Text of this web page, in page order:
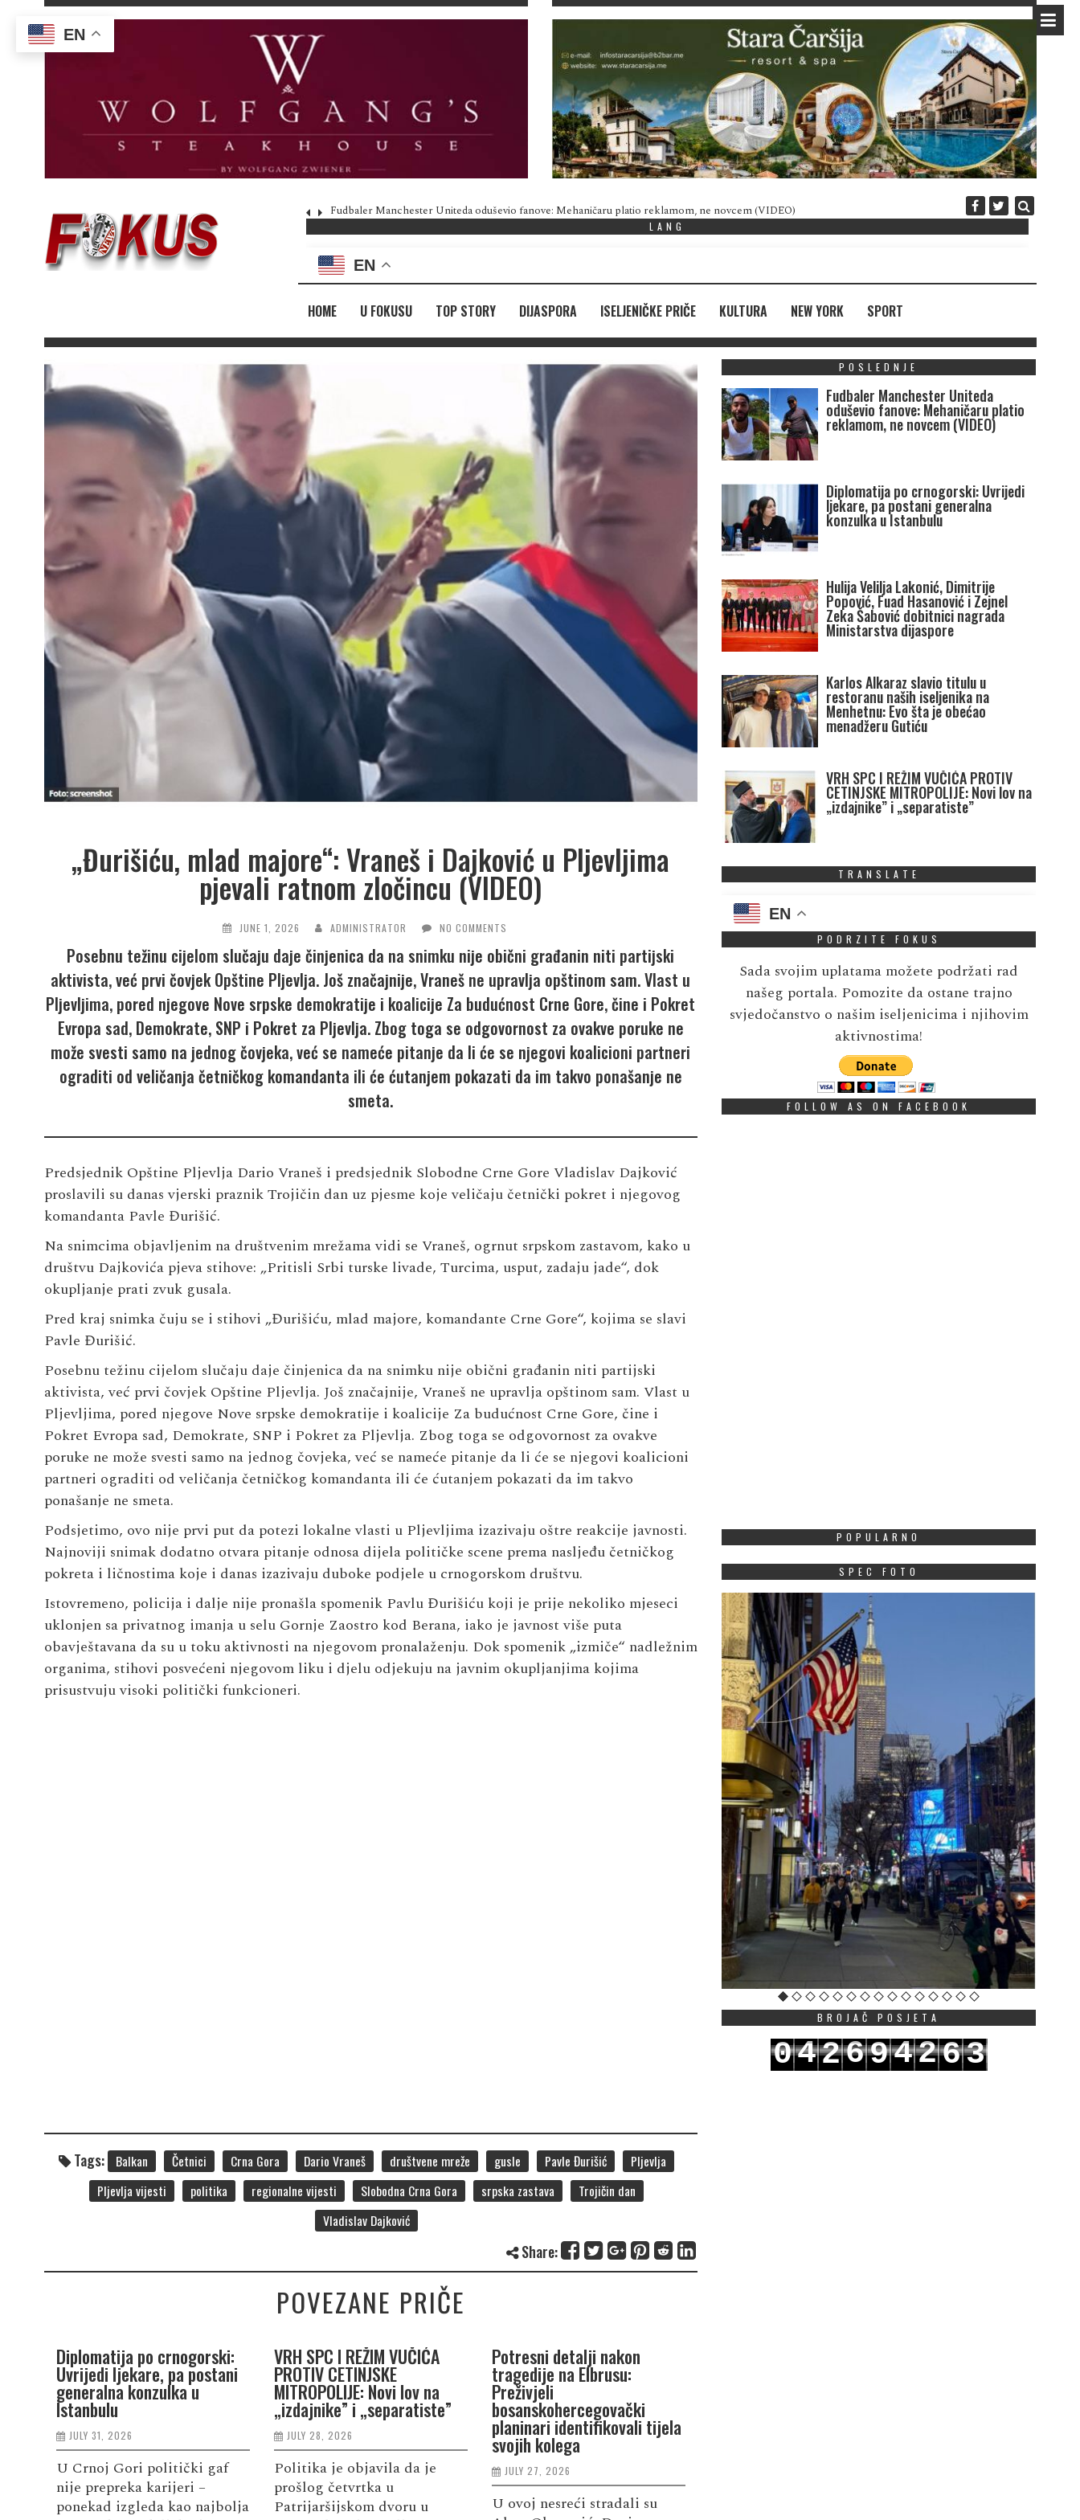
Fudbaler Manchester Uniteda oduševio fanove: Mehaničaru platio reklamom, ne novcem (VIDEO) Diplomatija po
LANG
EN
HOME U FOKUSU TOP STORY DIJASPORA ISELJENIČKE PRIČE KULTURA NEW YORK SPORT
„Đurišiću, mlad majore“: Vraneš i Dajković u Pljevljima
pjevali ratnom zločincu (VIDEO)
JUNE 1, 2026 ADMINISTRATOR NO COMMENTS
Posebnu težinu cijelom slučaju daje činjenica da na snimku nije obični građanin niti partijski
aktivista, već prvi čovjek Opštine Pljevlja. Još značajnije, Vraneš ne upravlja opštinom sam. Vlast u
Pljevljima, pored njegove Nove srpske demokratije i koalicije Za budućnost Crne Gore, čine i Pokret
Evropa sad, Demokrate, SNP i Pokret za Pljevlja. Zbog toga se odgovornost za ovakve poruke ne
može svesti samo na jednog čovjeka, već se nameće pitanje da li će se njegovi koalicioni partneri
ograditi od veličanja četničkog komandanta ili će ćutanjem pokazati da im takvo ponašanje ne
smeta.
Predsjednik Opštine Pljevlja Dario Vraneš i predsjednik Slobodne Crne Gore Vladislav Dajković
proslavili su danas vjerski praznik Trojičin dan uz pjesme koje veličaju četnički pokret i njegovog
komandanta Pavle Đurišić.
Na snimcima objavljenim na društvenim mrežama vidi se Vraneš, ogrnut srpskom zastavom, kako u
društvu Dajkovića pjeva stihove: „Pritisli Srbi turske livade, Turcima, usput, zadaju jade“, dok
okupljanje prati zvuk gusala.
Pred kraj snimka čuju se i stihovi „Đurišiću, mlad majore, komandante Crne Gore“, kojima se slavi
Pavle Đurišić.
Posebnu težinu cijelom slučaju daje činjenica da na snimku nije obični građanin niti partijski
aktivista, već prvi čovjek Opštine Pljevlja. Još značajnije, Vraneš ne upravlja opštinom sam. Vlast u
Pljevljima, pored njegove Nove srpske demokratije i koalicije Za budućnost Crne Gore, čine i
Pokret Evropa sad, Demokrate, SNP i Pokret za Pljevlja. Zbog toga se odgovornost za ovakve
poruke ne može svesti samo na jednog čovjeka, već se nameće pitanje da li će se njegovi koalicioni
partneri ograditi od veličanja četničkog komandanta ili će ćutanjem pokazati da im takvo
ponašanje ne smeta.
Podsjetimo, ovo nije prvi put da potezi lokalne vlasti u Pljevljima izazivaju oštre reakcije javnosti.
Najnoviji snimak dodatno otvara pitanje odnosa dijela političke scene prema nasljeđu četničkog
pokreta i ličnostima koje i danas izazivaju duboke podjele u crnogorskom društvu.
Istovremeno, policija i dalje nije pronašla spomenik Pavlu Đurišiću koji je prije nekoliko mjeseci
uklonjen sa privatnog imanja u selu Gornje Zaostro kod Berana, iako je javnost više puta
obavještavana da su u toku aktivnosti na njegovom pronalaženju. Dok spomenik „izmiče“ nadležnim
organima, stihovi posvećeni njegovom liku i djelu odjekuju na javnim okupljanjima kojima
prisustvuju visoki politički funkcioneri.
Tags: Balkan Četnici Crna Gora Dario Vraneš društvene mreže gusle Pavle Đurišić
Pljevlja
Pljevlja vijesti
politika regionalne vijesti Slobodna Crna Gora srpska zastava
Trojičin dan
Vladislav Dajković
Share:
POVEZANE PRIČE
Diplomatija po crnogorski:
Uvrijedi ljekare, pa postani
generalna konzulka u
Istanbulu
JULY 31, 2026
U Crnoj Gori politički gaf
nije prepreka karijeri –
ponekad izgleda kao najbolja
VRH SPC I REŽIM VUČIĆA
PROTIV CETINJSKE
MITROPOLIJE: Novi lov na
„izdajnike” i „separatiste”
JULY 28, 2026
Politika je objavila da je
prošlog četvrtka u
Patrijaršijskom dvoru u
Potresni detalji nakon
tragedije na Elbrusu:
Preživjeli
bosanskohercegovački
planinari identifikovali tijela
svojih kolega
JULY 27, 2026
U ovoj nesreći stradali su
POSLEDNJE
Fudbaler Manchester Uniteda
oduševio fanove: Mehaničaru platio
reklamom, ne novcem (VIDEO)
Diplomatija po crnogorski: Uvrijedi
ljekare, pa postani generalna
konzulka u Istanbulu
Hulija Velilja Lakonić, Dimitrije
Popović, Fuad Hasanović i Zejnel
Zeka Šabović dobitnici nagrada
Ministarstva dijaspore
Karlos Alkaraz slavio titulu u
restoranu naših iseljenika na
Menhetnu: Evo šta je obećao
menadžeru Gutiću
VRH SPC I REŽIM VUČIĆA PROTIV
CETINJSKE MITROPOLIJE: Novi lov na
„izdajnike” i „separatiste”
TRANSLATE
EN
PODRZITE FOKUS
Sada svojim uplatama možete podržati rad
našeg portala. Pomozite da ostane trajno
svjedočanstvo o našim iseljenicima i njihovim
aktivnostima!
FOLLOW AS ON FACEBOOK
POPULARNO
SPEC FOTO
BROJAČ POSJETA
042694263
EN